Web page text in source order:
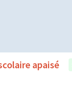
apaisé